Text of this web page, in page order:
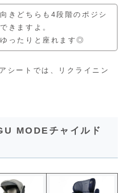
きどちらも4段階のポジシ
きますよ。
ったりと座れます◎
シートでは、リクライニン
MODEチャイルド